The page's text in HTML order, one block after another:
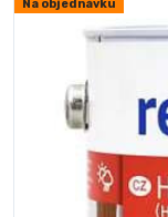
Na objednávku